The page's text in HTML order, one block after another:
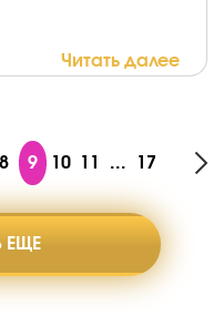
Читать далее
8 9 10 11 ... 17
ЕЩЕ